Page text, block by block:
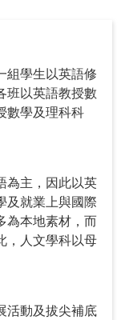
組學生以英語修
班以英語教授數
數學及理科科
為主，因此以英
及就業上與國際
為本地素材，而
，人文學科以母
活動及拔尖補底